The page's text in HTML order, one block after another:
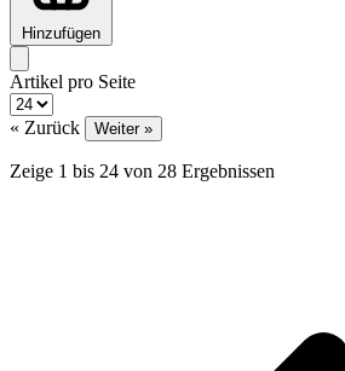
Hinzufügen
Artikel pro Seite
« Zurück Weiter »
Zeige 1 bis 24 von 28 Ergebnissen